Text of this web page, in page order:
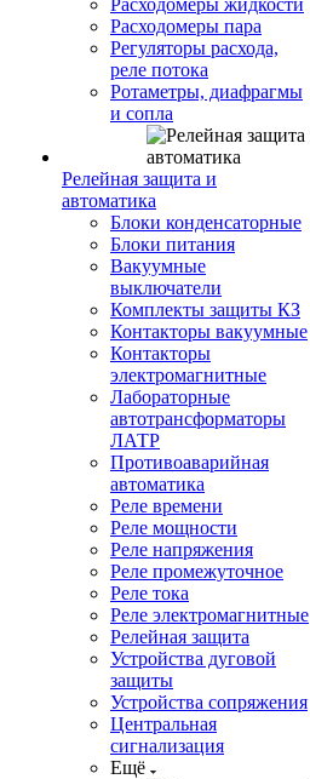
Расходомеры жидкости
Расходомеры пара
Регуляторы расхода,
реле потока
Ротаметры, диафрагмы
и сопла
Релейная защита и
автоматика
Блоки конденсаторные
Блоки питания
Вакуумные
выключатели
Комплекты защиты КЗ
Контакторы вакуумные
Контакторы
электромагнитные
Лабораторные
автотрансформаторы
ЛАТР
Противоаварийная
автоматика
Реле времени
Реле мощности
Реле напряжения
Реле промежуточное
Реле тока
Реле электромагнитные
Релейная защита
Устройства дуговой
защиты
Устройства сопряжения
Центральная
сигнализация
Ещё